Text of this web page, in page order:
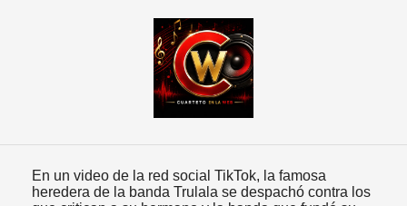
En un video de la red social TikTok, la famosa
heredera de la banda Trulala se despachó contra los